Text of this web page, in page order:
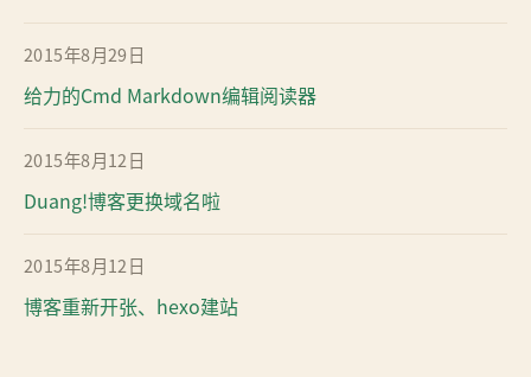
2015年8月29日
给力的Cmd Markdown编辑阅读器
2015年8月12日
Duang!博客更换域名啦
2015年8月12日
博客重新开张、hexo建站